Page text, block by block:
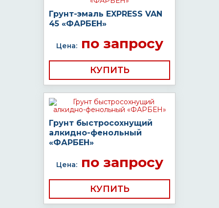
Грунт-эмаль EXPRESS VAN
45 «ФАРБЕН»
Цена:по запросу
КУПИТЬ
Грунт быстросохнущий
алкидно-фенольный
«ФАРБЕН»
Цена:по запросу
КУПИТЬ